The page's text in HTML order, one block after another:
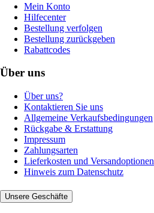
Mein Konto
Hilfecenter
Bestellung verfolgen
Bestellung zurückgeben
Rabattcodes
Über uns
Über uns?
Kontaktieren Sie uns
Allgemeine Verkaufsbedingungen
Rückgabe & Erstattung
Impressum
Zahlungsarten
Lieferkosten und Versandoptionen
Hinweis zum Datenschutz
Unsere Geschäfte